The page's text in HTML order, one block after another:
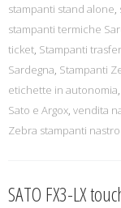
stampanti stand alone,
stampanti termiche
ticket, Stampanti
Sardegna, Stampanti
etichette in autonomia,
Sato e Argox, vendita
Zebra stampanti
SATO FX3-LX